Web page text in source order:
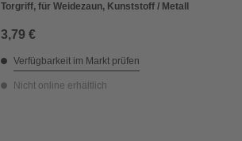
Torgriff, für Weidezaun, Kunststoff / Metall
3,79 €
Verfügbarkeit im Markt prüfen
Nicht online erhältlich